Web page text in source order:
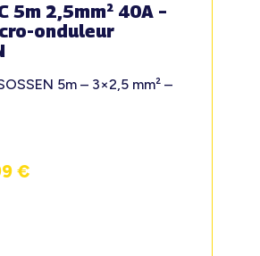
5m 2,5mm² 40A –
onduleur
5m – 3×2,5 mm² –
€